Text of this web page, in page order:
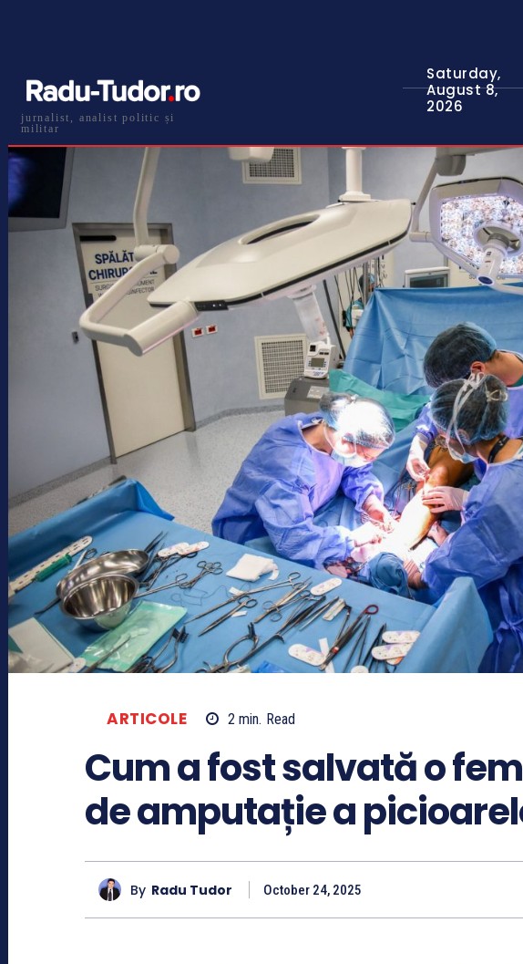
jurnalist, analist politic și
militar
Saturday,
August 8,
2026
ARTICOLE 2 min. Read
Cum a fost salvată o
de amputație a
By Radu Tudor October 24, 2025